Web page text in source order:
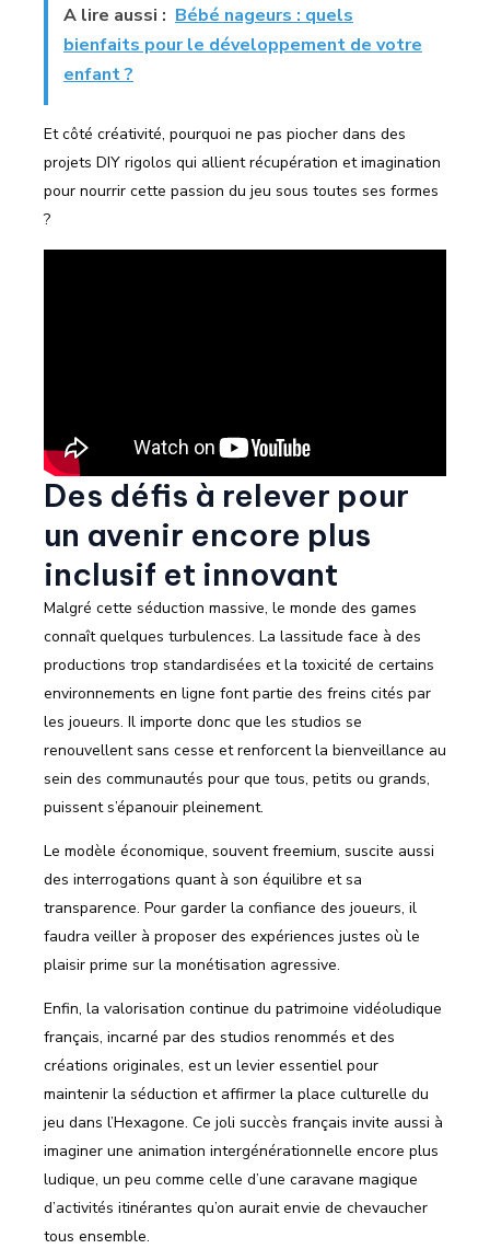
A lire aussi : Bébé nageurs : quels
bienfaits pour le développement de votre
enfant ?
Et côté créativité, pourquoi ne pas piocher dans des
projets DIY rigolos qui allient récupération et imagination
pour nourrir cette passion du jeu sous toutes ses formes
?
Des défis à relever pour
un avenir encore plus
inclusif et innovant
Malgré cette séduction massive, le monde des games
connaît quelques turbulences. La lassitude face à des
productions trop standardisées et la toxicité de certains
environnements en ligne font partie des freins cités par
les joueurs. Il importe donc que les studios se
renouvellent sans cesse et renforcent la bienveillance au
sein des communautés pour que tous, petits ou grands,
puissent s’épanouir pleinement.
Le modèle économique, souvent freemium, suscite aussi
des interrogations quant à son équilibre et sa
transparence. Pour garder la confiance des joueurs, il
faudra veiller à proposer des expériences justes où le
plaisir prime sur la monétisation agressive.
Enfin, la valorisation continue du patrimoine vidéoludique
français, incarné par des studios renommés et des
créations originales, est un levier essentiel pour
maintenir la séduction et affirmer la place culturelle du
jeu dans l’Hexagone. Ce joli succès français invite aussi à
imaginer une animation intergénérationnelle encore plus
ludique, un peu comme celle d’une caravane magique
d’activités itinérantes qu’on aurait envie de chevaucher
tous ensemble.